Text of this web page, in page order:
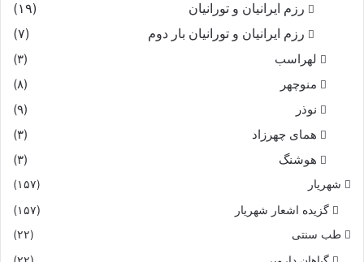
رزم ایرانیان و تورانیان
(۱۹)
رزم ایرانیان و تورانیان بار دوم
(۷)
لهراسب
(۳)
منوچهر
(۸)
نوذر
(۹)
هماى چهرزاد
(۳)
هوشنگ
(۳)
شهریار (۱۵۷)
گزیده اشعار شهریار (۱۵۷)
طب سنتی (۲۲)